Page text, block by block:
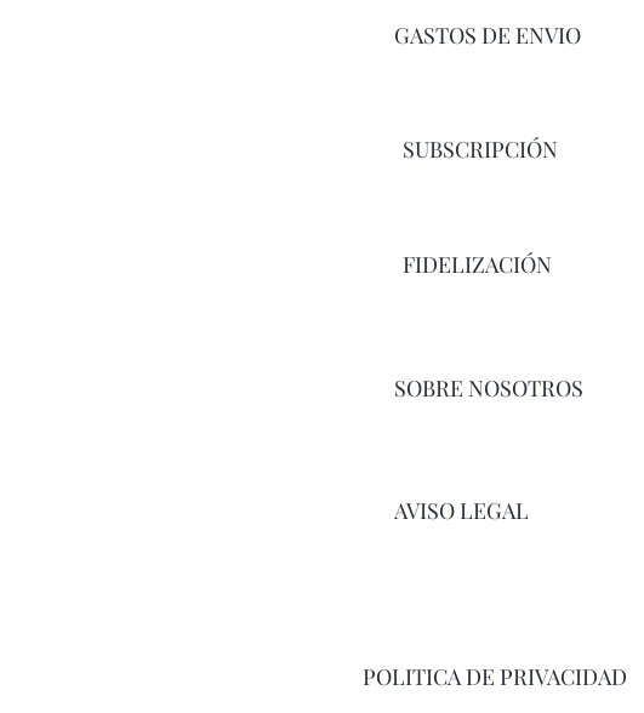
GASTOS DE ENVIO
SUBSCRIPCIÓN
FIDELIZACIÓN
SOBRE NOSOTROS
AVISO LEGAL
POLITICA DE PRIVACIDAD